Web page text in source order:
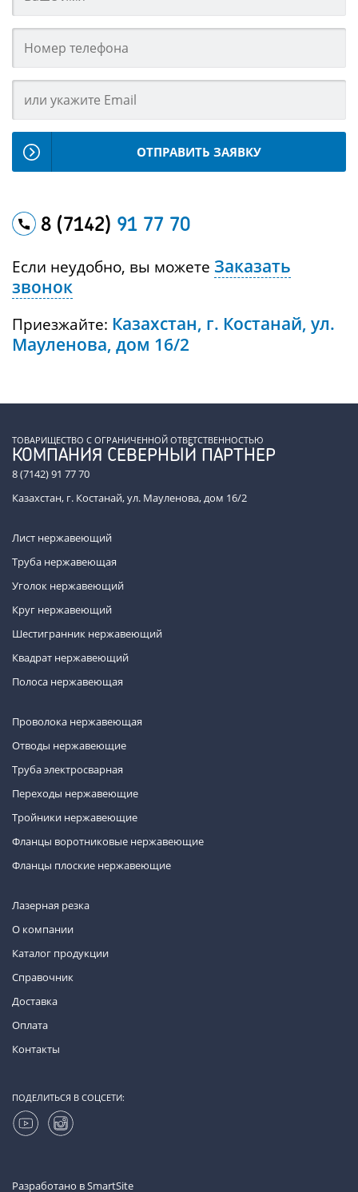
ОТПРАВИТЬ ЗАЯВКУ
8 (7142) 91 77 70
Если неудобно, вы можете Заказать
звонок
Приезжайте: Казахстан, г. Костанай, ул.
Мауленова, дом 16/2
ТОВАРИЩЕСТВО С ОГРАНИЧЕННОЙ ОТВЕТСТВЕННОСТЬЮ
КОМПАНИЯ СЕВЕРНЫЙ ПАРТНЕР
8 (7142) 91 77 70
Казахстан, г. Костанай, ул. Мауленова, дом 16/2
Лист нержавеющий
Труба нержавеющая
Уголок нержавеющий
Круг нержавеющий
Шестигранник нержавеющий
Квадрат нержавеющий
Полоса нержавеющая
Проволока нержавеющая
Отводы нержавеющие
Труба электросварная
Переходы нержавеющие
Тройники нержавеющие
Фланцы воротниковые нержавеющие
Фланцы плоские нержавеющие
Лазерная резка
О компании
Каталог продукции
Справочник
Доставка
Оплата
Контакты
ПОДЕЛИТЬСЯ В СОЦСЕТИ:
Разработано вSmartSite